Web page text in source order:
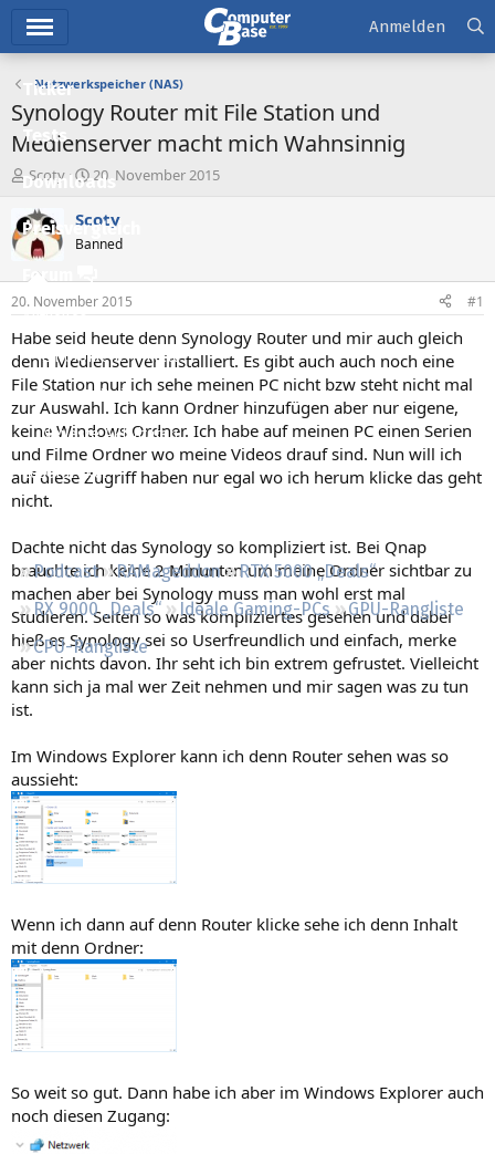
Ticker
Tests
Downloads
Preisvergleich
Forum
Aktuelles
Empfohlene Inhalte
Neue Beiträge
Neueste Aktivitäten
Leserartikel
Regeln
Podcast RAMageddon
RTX 5000 „Deals“
RX 9000 „Deals“
Ideale Gaming-PCs
GPU-Rangliste
CPU-Rangliste
Anmelden
Netzwerkspeicher (NAS)
Synology Router mit File Station und
Medienserver macht mich Wahnsinnig
E
r
s
t
e
e
r
Scoty
E
r
s
e
t
a
20. November 2015
Scoty
Banned
20. November 2015 #1
Habe seid heute denn Synology Router und mir auch gleich
denn Medienserver installiert. Es gibt auch auch noch eine
File Station nur ich sehe meinen PC nicht bzw steht nicht mal
zur Auswahl. Ich kann Ordner hinzufügen aber nur eigene,
keine Windows Ordner. Ich habe auf meinen PC einen Serien
und Filme Ordner wo meine Videos drauf sind. Nun will ich
auf diese Zugriff haben nur egal wo ich herum klicke das geht
nicht.
Dachte nicht das Synology so kompliziert ist. Bei Qnap
brauchte ich keine 2 Minunten um meine Ordner sichtbar zu
machen aber bei Synology muss man wohl erst mal
Studieren. Selten so was kompliziertes gesehen und dabei
hieß es Synology sei so Userfreundlich und einfach, merke
aber nichts davon. Ihr seht ich bin extrem gefrustet. Vielleicht
kann sich ja mal wer Zeit nehmen und mir sagen was zu tun
ist.
Im Windows Explorer kann ich denn Router sehen was so
aussieht:
Wenn ich dann auf denn Router klicke sehe ich denn Inhalt
mit denn Ordner:
So weit so gut. Dann habe ich aber im Windows Explorer auch
noch diesen Zugang: